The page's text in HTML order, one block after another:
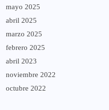
mayo 2025
abril 2025
marzo 2025
febrero 2025
abril 2023
noviembre 2022
octubre 2022